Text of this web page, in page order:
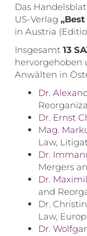
Das
US-Verlag
in Austria
Insgesamt 13
hervorgehoben
Anwälten in
Dr.
Dr. Ernst
Mag.
Law,
Dr.
Mergers
Dr.
and
Dr.
Law,
Dr.